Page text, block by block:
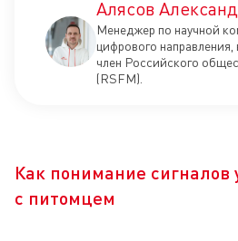
Алясов
Менеджер по научной
цифрового направления,
член Российского
(RSFM).
Как понимание сигналов
с питомцем